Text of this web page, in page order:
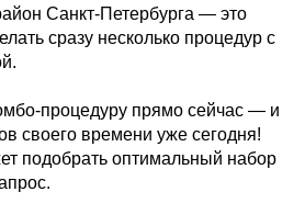
Санкт-Петербурга — это
сразу несколько процедур с
процедуру прямо сейчас — и
своего времени уже сегодня!
подобрать оптимальный набор